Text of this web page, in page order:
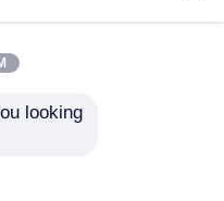
প্রতিক্রিয়া মূল্য এবং
সম্ভাব্য সমস্যাগুলি সনাক্ত
looking